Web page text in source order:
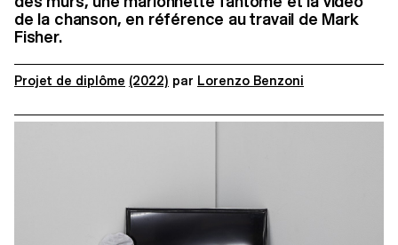
de la chanson, en référence au travail de Mark
Fisher.
Projet de diplôme (2022) par Lorenzo Benzoni